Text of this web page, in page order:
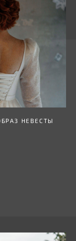
НЕВЕСТЫ